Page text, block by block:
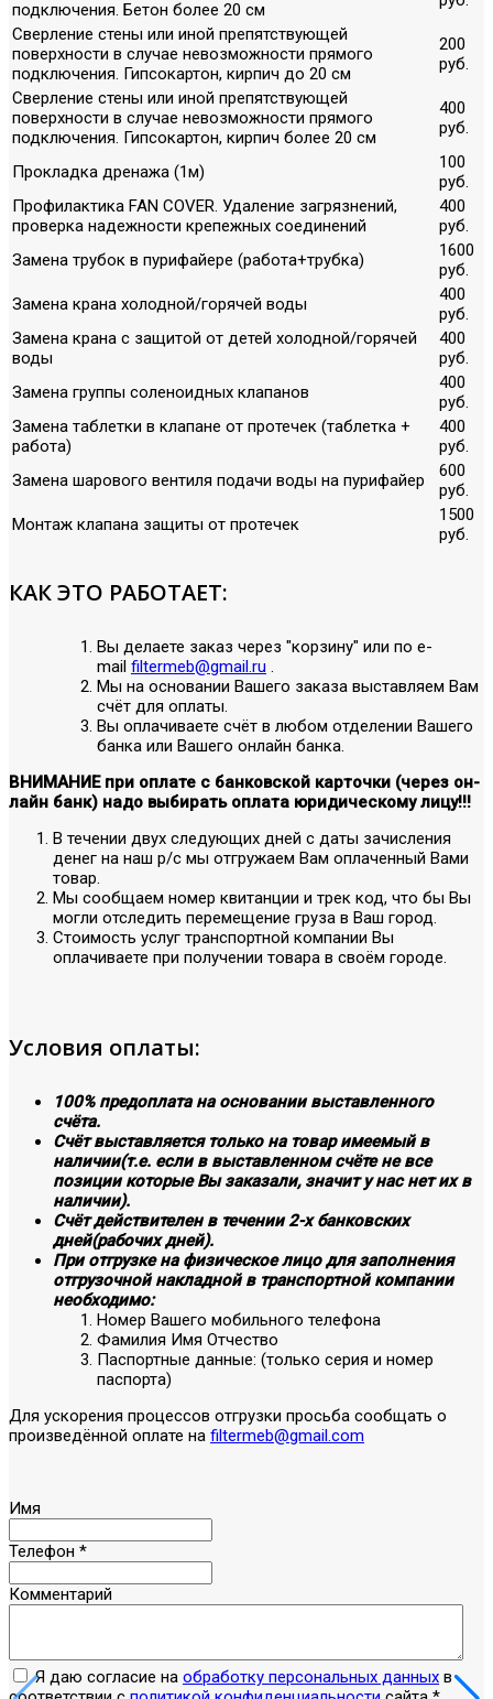
подключения. Бетон более 20 см
Сверление стены или иной препятствующей
поверхности в случае невозможности прямого
подключения. Гипсокартон, кирпич до 20 см
200
руб.
Сверление стены или иной препятствующей
поверхности в случае невозможности прямого
подключения. Гипсокартон, кирпич более 20 см
400
руб.
Прокладка дренажа (1м)
100
руб.
Профилактика FAN COVER. Удаление загрязнений,
проверка надежности крепежных соединений
400
руб.
Замена трубок в пурифайере (работа+трубка)
1600
руб.
Замена крана холодной/горячей воды
400
руб.
Замена крана с защитой от детей холодной/горячей
воды
400
руб.
Замена группы соленоидных клапанов
400
руб.
Замена таблетки в клапане от протечек (таблетка +
работа)
400
руб.
Замена шарового вентиля подачи воды на пурифайер
600
руб.
Монтаж клапана защиты от протечек
1500
руб.
КАК ЭТО РАБОТАЕТ:
Вы делаете заказ через "корзину" или по е-
mail filtermeb@gmail.ru
Мы на основании Вашего заказа выставляем Вам
счёт для оплаты.
Вы оплачиваете счёт в любом отделении Вашего
банка или Вашего онлайн банка.
ВНИМАНИЕ при оплате с банковской карточки (через он-
лайн банк) надо выбирать оплата юридическому лицу!!!
В течении двух следующих дней с даты зачисления
денег на наш р/с мы отгружаем Вам оплаченный Вами
товар.
Мы сообщаем номер квитанции и трек код, что бы Вы
могли отследить перемещение груза в Ваш город.
Стоимость услуг транспортной компании Вы
оплачиваете при получении товара в своём городе.
Условия оплаты:
100% предоплата на основании выставленного
счёта.
Счёт выставляется только на товар имеемый в
наличии(т.е. если в выставленном счёте не все
позиции которые Вы заказали, значит у нас нет их в
наличии).
Счёт действителен в течении 2-х банковских
дней(рабочих дней).
При отгрузке на физическое лицо для заполнения
отгрузочной накладной в транспортной компании
необходимо:
Номер Вашего мобильного телефона
Фамилия Имя Отчество
Паспортные данные: (только серия и номер
паспорта)
Для ускорения процессов отгрузки просьба сообщать о
произведённой оплате на filtermeb@gmail.com
Имя
Телефон *
Комментарий
Я даю согласие на обработку персональных данных в